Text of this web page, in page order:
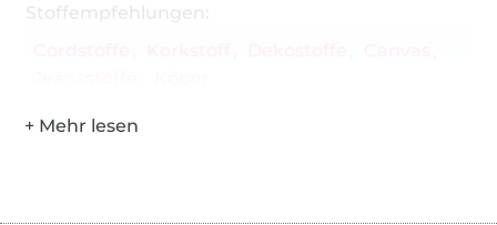
Stoffempfehlungen: